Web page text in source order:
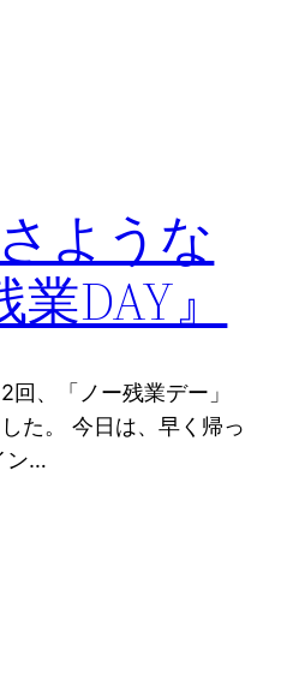
ような
DAY』
、「ノー残業デー」
た。 今日は、早く帰っ
ン…